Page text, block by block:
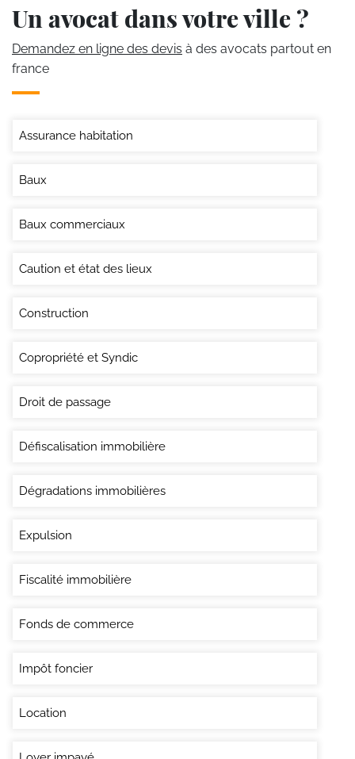
Un avocat dans votre ville ?
Demandez en ligne des devis à des avocats partout en
france
Assurance habitation
Baux
Baux commerciaux
Caution et état des lieux
Construction
Copropriété et Syndic
Droit de passage
Défiscalisation immobilière
Dégradations immobilières
Expulsion
Fiscalité immobilière
Fonds de commerce
Impôt foncier
Location